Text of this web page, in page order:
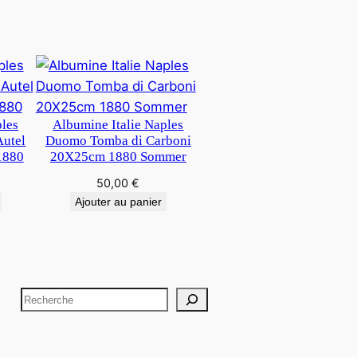
Albumine Italie Naples
Duomo Tomba di Carboni
20X25cm 1880 Sommer
50,00€
Ajouter au panier
R